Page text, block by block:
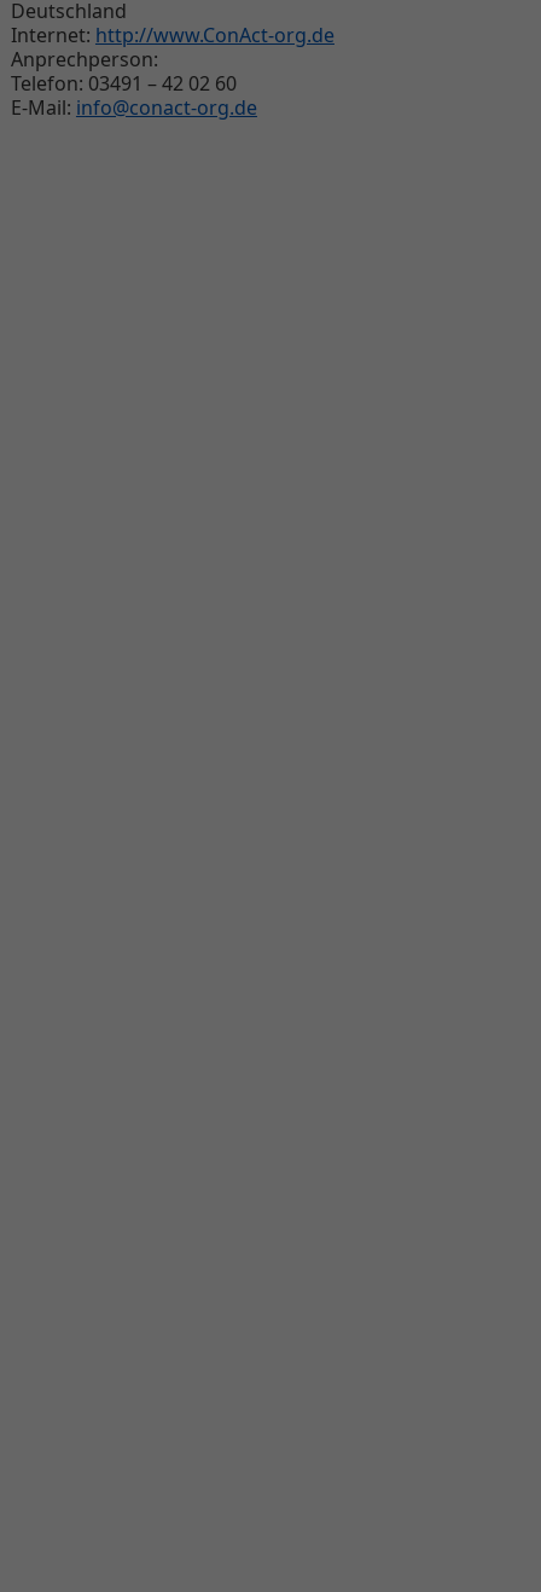
Deutschland
Internet: http://www.ConAct-org.de
Anprechperson:
Telefon: 03491 – 42 02 60
E-Mail: info@conact-org.de